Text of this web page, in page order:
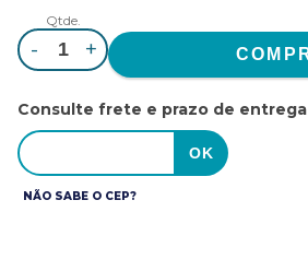
Qtde.
- +
Consulte frete e prazo de entrega
NÃO SABE O CEP?